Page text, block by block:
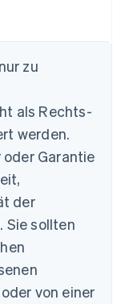
zu
als Rechts-
werden.
Garantie
der
Sie sollten
von einer